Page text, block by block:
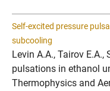
Self-excited pressure
subcooling
Levin A.A., Tairov E.A.,
pulsations in ethanol
Thermophysics and